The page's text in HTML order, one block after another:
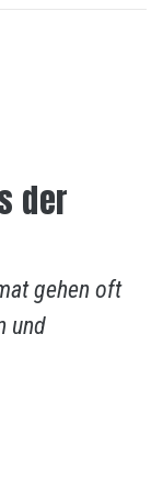
der
gehen oft
und